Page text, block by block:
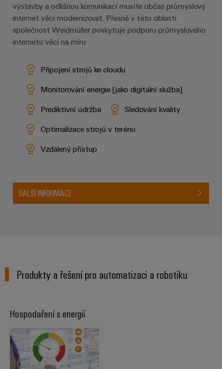
výstavby a odlišnou komunikací musíte občas průmyslový
internet věcí modernizovat. Přesně v této oblasti
společnost Weidmüller poskytuje podporu průmyslového
internetu věcí na míru.
Připojení strojů ke cloudu
Monitorování energie [jako digitální služba]
Prediktivní údržba
Sledování kvality
Optimalizace strojů v terénu
Vzdálený přístup
DALŠÍ INFORMACE
Produkty a řešení pro automatizaci a robotiku
Hospodaření s energií